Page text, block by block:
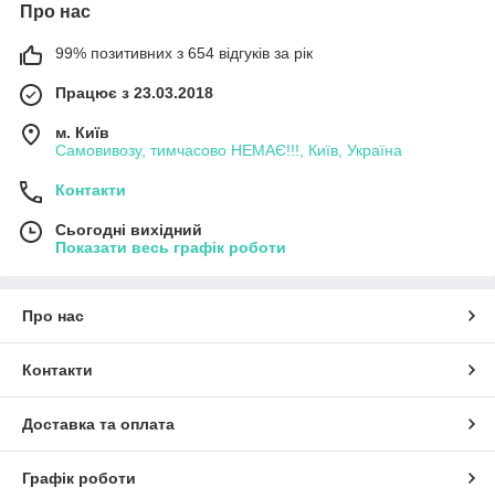
Про нас
99% позитивних з 654 відгуків за рік
Працює з 23.03.2018
м. Київ
Самовивозу, тимчасово НЕМАЄ!!!, Київ, Україна
Контакти
Сьогодні вихідний
Показати весь графік роботи
Про нас
Контакти
Доставка та оплата
Графік роботи